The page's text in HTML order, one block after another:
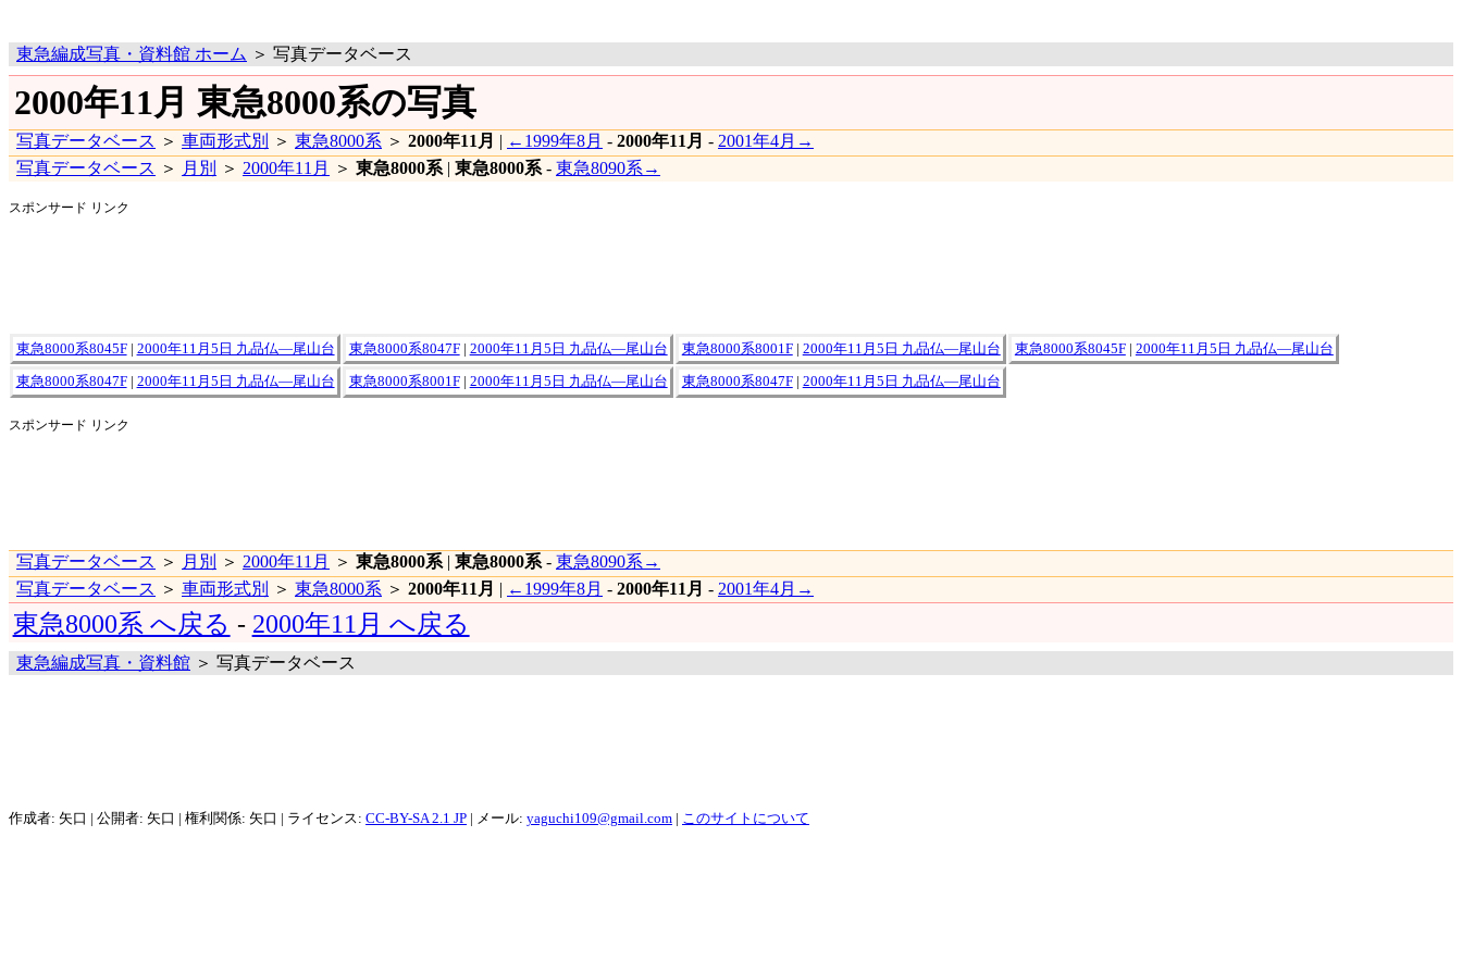
東急編成写真・資料館 ホーム ＞ 写真データベース
2000年11月 東急8000系の写真
写真データベース ＞ 車両形式別 ＞ 東急8000系 ＞ 2000年11月 | ←1999年8月 - 2000年11月 - 2001年4月→
写真データベース ＞ 月別 ＞ 2000年11月 ＞ 東急8000系 | 東急8000系 - 東急8090系→
スポンサード リンク
東急8000系8045F| 2000年11月5日 九品仏―尾山台 東急8000系8047F| 2000年11月5日 九品仏―尾山台 東急8000系8001F| 2000年11月5日 九品仏―尾山台 東急8000系8045F| 2000年11月5日 九品仏―尾山台
東急8000系8047F| 2000年11月5日 九品仏―尾山台 東急8000系8001F| 2000年11月5日 九品仏―尾山台 東急8000系8047F| 2000年11月5日 九品仏―尾山台
スポンサード リンク
写真データベース ＞ 月別 ＞ 2000年11月 ＞ 東急8000系 | 東急8000系 - 東急8090系→
写真データベース ＞ 車両形式別 ＞ 東急8000系 ＞ 2000年11月 | ←1999年8月 - 2000年11月 - 2001年4月→
東急8000系 へ戻る - 2000年11月 へ戻る
東急編成写真・資料館 ＞ 写真データベース
作成者: 矢口 | 公開者: 矢口 | 権利関係: 矢口 | ライセンス: CC-BY-SA 2.1 JP | メール: yaguchi109@gmail.com このサイトについて